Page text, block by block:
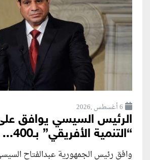
6 أغسطس ,2026
الرئيس السيسي يوافق
“التنمية الأفريقي” بـ400...
وافق رئيس الجمهورية عبدالفتاح